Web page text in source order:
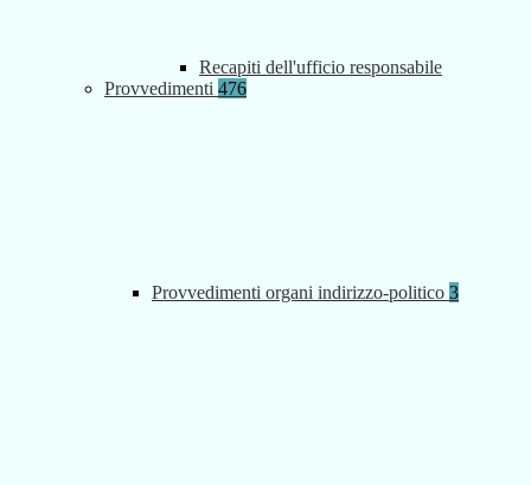
Recapiti dell'ufficio responsabile
Provvedimenti 476
Provvedimenti organi indirizzo-politico 3